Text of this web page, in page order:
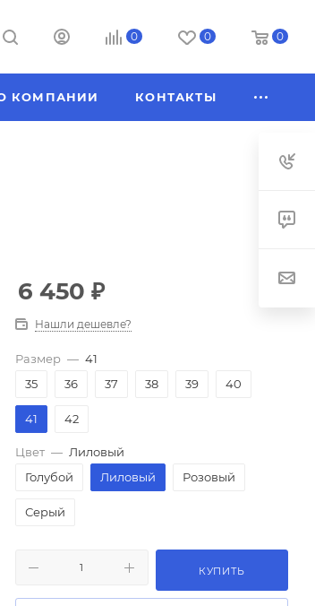
0 0 0
КОМПАНИИ КОНТАКТЫ
КАК КУПИТЬ ДОСТАВКА
6 450 ₽
Нашли дешевле?
Размер — 41
35
36 37 38 39 40
41 42
Цвет — Лиловый
Голубой
Лиловый Розовый
Серый
КУПИТЬ